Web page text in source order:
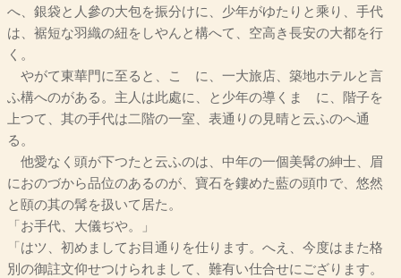
へ、銀袋と人參の大包を振分けに、少年がゆたりと乘り、手代
は、裾短な羽織の紐をしやんと構へて、空高き長安の大都を行
く。
やがて東華門に至ると、こゝに、一大旅店、築地ホテルと言
ふ構へのがある。主人は此處に、と少年の導くまゝに、階子を
上つて、其の手代は二階の一室、表通りの見晴と云ふのへ通
る。
他愛なく頭が下つたと云ふのは、中年の一個美髯の紳士、眉
におのづから品位のあるのが、寶石を鏤めた藍の頭巾で、悠然
と頤の其の髯を扱いて居た。
「お手代、大儀ぢや。」
「はツ、初めましてお目通りを仕ります。へえ、今度はまた格
別の御註文仰せつけられまして、難有い仕合せにござります。